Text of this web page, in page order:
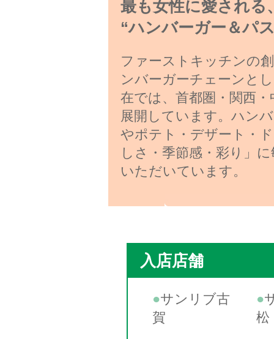
最も女性に愛される
“ハンバーガー＆パ
ファーストキッチンの
ンバーガーチェーンと
在では、首都圏・関西
展開しています。ハン
やポテト・デザート・
しさ・季節感・彩り」
いただいています。
入店店舗
●サンリブ古
賀
●
松